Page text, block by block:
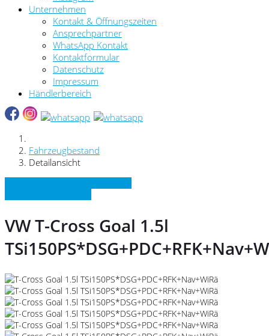
Unternehmen
Kontakt & Öffnungszeiten
Ansprechpartner
WhatsApp Kontakt
Kontaktformular
Datenschutz
Impressum
Händlerbereich
Fahrzeugbestand
Detailansicht
VW T-Cross Goal 1.5l